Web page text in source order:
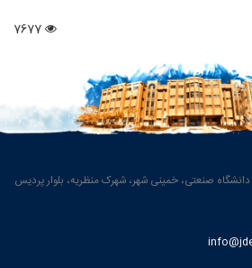
دانشگاه صنعتی، خمینی شهر، شهرک منظریه، بلوار پردیس